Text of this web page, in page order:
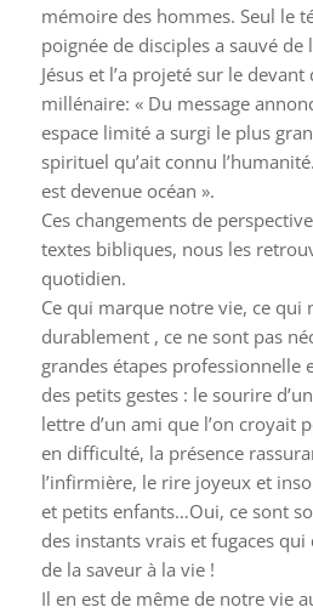
mémoire des hommes. Seul le
poignée de disciples a sauvé de
Jésus et l’a projeté sur le devant
millénaire: « Du message
espace limité a surgi le plus
spirituel qu’ait connu
est devenue océan ».
Ces changements de
textes bibliques, nous les
quotidien.
Ce qui marque notre vie, ce qui
durablement , ce ne sont pas
grandes étapes professionnelle
des petits gestes : le sourire
lettre d’un ami que l’on croyait
en difficulté, la présence
l’infirmière, le rire joyeux et
et petits enfants…Oui, ce sont
des instants vrais et fugaces
de la saveur à la vie !
Il en est de même de notre vie